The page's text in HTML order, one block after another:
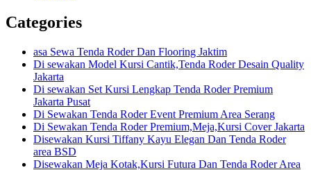
Categories
asa Sewa Tenda Roder Dan Flooring Jaktim
Di sewakan Model Kursi Cantik,Tenda Roder Desain Quality
Jakarta
Di sewakan Set Kursi Lengkap Tenda Roder Premium
Jakarta Pusat
Di Sewakan Tenda Roder Event Premium Area Serang
Di Sewakan Tenda Roder Premium,Meja,Kursi Cover Jakarta
Disewakan Kursi Tiffany Kayu Elegan Dan Tenda Roder
area BSD
Disewakan Meja Kotak,Kursi Futura Dan Tenda Roder Area